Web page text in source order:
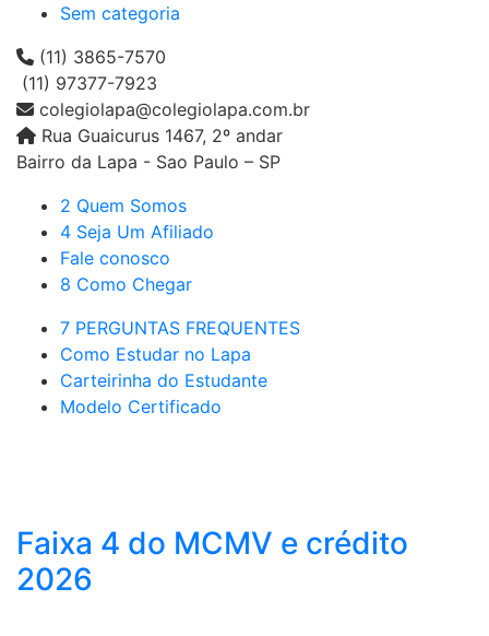
Sem categoria
(11) 3865-7570
(11) 97377-7923
colegiolapa@colegiolapa.com.br
Rua Guaicurus 1467, 2º andar
Bairro da Lapa - Sao Paulo – SP
2 Quem Somos
4 Seja Um Afiliado
Fale conosco
8 Como Chegar
7 PERGUNTAS FREQUENTES
Como Estudar no Lapa
Carteirinha do Estudante
Modelo Certificado
Faixa 4 do MCMV e crédito
2026